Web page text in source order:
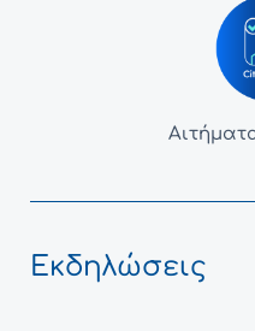
Εκδηλώσεις